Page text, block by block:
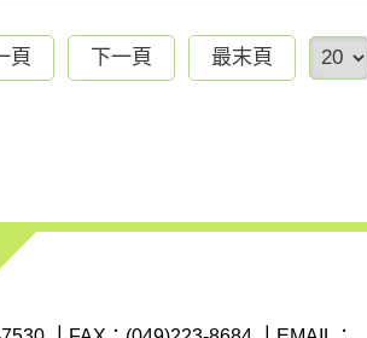
頁 下一頁 最末頁